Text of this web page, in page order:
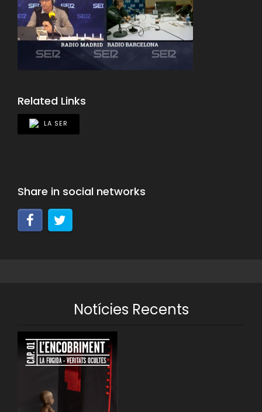
Related Links
LA SER
Share in social networks
Notícies Recents